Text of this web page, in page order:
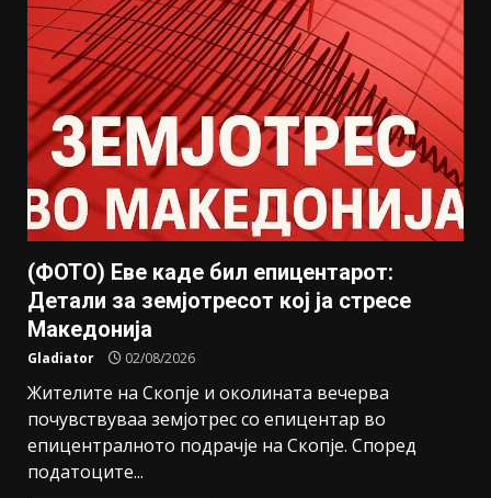
(ФОТО) Еве каде бил епицентарот:
Детали за земјотресот кој ја стресе
Македонија
Gladiator 02/08/2026
Жителите на Скопје и околината вечерва
почувствуваа земјотрес со епицентар во
епицентралното подрачје на Скопје. Според
податоците...